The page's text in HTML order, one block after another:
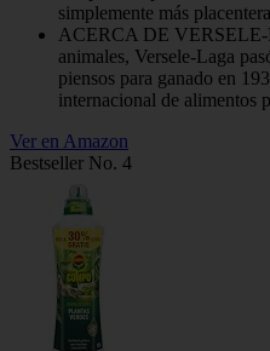
simplemente más
ACERCA DE
animales, Versele-Laga
piensos para ganado en
internacional de alimentos
Ver en Amazon
Bestseller No. 4